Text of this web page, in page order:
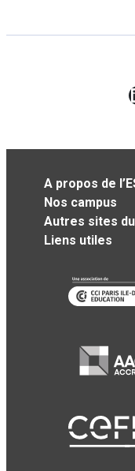
A propos de
Nos campus
Autres sites
Liens utiles